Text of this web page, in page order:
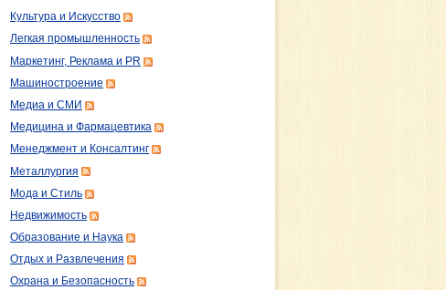
Культура и Искусство
Легкая промышленность
Маркетинг, Реклама и PR
Машиностроение
Медиа и СМИ
Медицина и Фармацевтика
Менеджмент и Консалтинг
Металлургия
Мода и Стиль
Недвижимость
Образование и Наука
Отдых и Развлечения
Охрана и Безопасность